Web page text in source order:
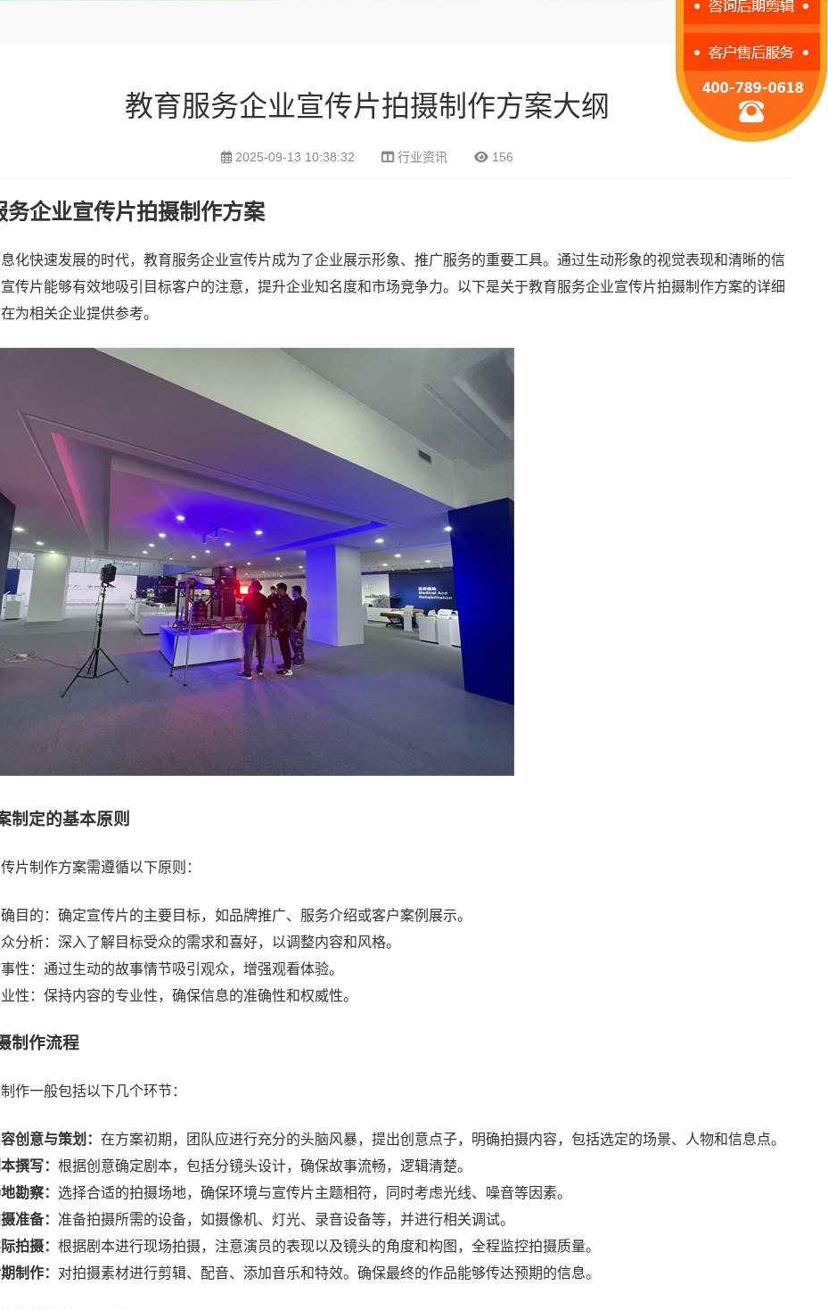
教育服务企业宣传片拍摄制作方案大纲
2025-09-13 10:38:32 行业资讯 156
务企业宣传片拍摄制作方案
化快速发展的时代，教育服务企业宣传片成为了企业展示形象、推广服务的重要工具。通过生动形象的视觉表现和清晰的信
传片能够有效地吸引目标客户的注意，提升企业知名度和市场竞争力。以下是关于教育服务企业宣传片拍摄制作方案的详细
为相关企业提供参考。
制定的基本原则
片制作方案需遵循以下原则：
目的：确定宣传片的主要目标，如品牌推广、服务介绍或客户案例展示。
分析：深入了解目标受众的需求和喜好，以调整内容和风格。
性：通过生动的故事情节吸引观众，增强观看体验。
性：保持内容的专业性，确保信息的准确性和权威性。
制作流程
作一般包括以下几个环节：
创意与策划： 在方案初期，团队应进行充分的头脑风暴，提出创意点子，明确拍摄内容，包括选定的场景、人物和信息点。
撰写： 根据创意确定剧本，包括分镜头设计，确保故事流畅，逻辑清楚。
勘察： 选择合适的拍摄场地，确保环境与宣传片主题相符，同时考虑光线、噪音等因素。
准备： 准备拍摄所需的设备，如摄像机、灯光、录音设备等，并进行相关调试。
拍摄： 根据剧本进行现场拍摄，注意演员的表现以及镜头的角度和构图，全程监控拍摄质量。
制作： 对拍摄素材进行剪辑、配音、添加音乐和特效。确保最终的作品能够传达预期的信息。